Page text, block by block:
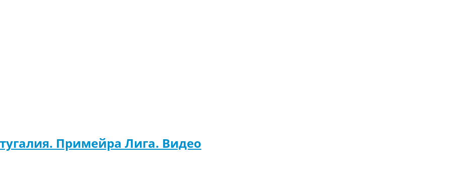
Примейра Лига. Видео